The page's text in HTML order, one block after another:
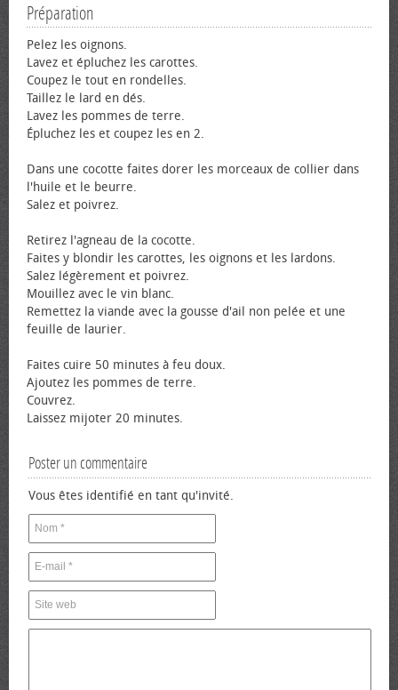
Préparation
Pelez les oignons.
Lavez et épluchez les carottes.
Coupez le tout en rondelles.
Taillez le lard en dés.
Lavez les pommes de terre.
Épluchez les et coupez les en 2.
Dans une cocotte faites dorer les morceaux de collier dans
l'huile et le beurre.
Salez et poivrez.
Retirez l'agneau de la cocotte.
Faites y blondir les carottes, les oignons et les lardons.
Salez légèrement et poivrez.
Mouillez avec le vin blanc.
Remettez la viande avec la gousse d'ail non pelée et une
feuille de laurier.
Faites cuire 50 minutes à feu doux.
Ajoutez les pommes de terre.
Couvrez.
Laissez mijoter 20 minutes.
Poster un commentaire
Vous êtes identifié en tant qu'invité.